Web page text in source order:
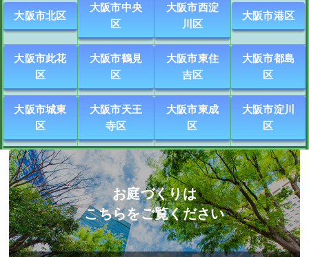
大阪市北区
大阪市中央
区
大阪市西淀
川区
大阪市港区
大阪市此花
区
大阪市鶴見
区
大阪市東住
吉区
大阪市都島
区
大阪市城東
区
大阪市天王
寺区
大阪市東成
区
大阪市淀川
区
お庭づくりは
こちらをご覧ください